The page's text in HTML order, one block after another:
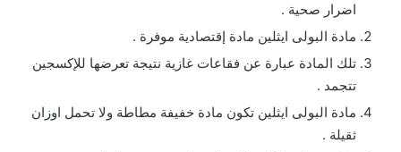
اضرار صحية .
مادة البولى ايثلين مادة إقتصادية موفرة .
تلك المادة عبارة عن فقاعات غازية نتيجة تعرضها للإكسجين
تتجمد .
مادة البولى ايثلين تكون مادة خفيفة مطاطة ولا تحمل اوزان
ثقيلة .